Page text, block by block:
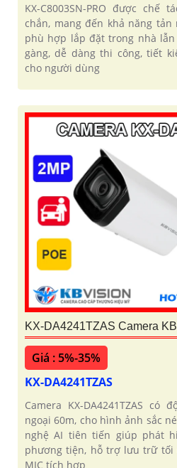
KX-C8003SN-PRO được chế
chắn, mang đến khả năng
phù hợp lắp đặt trong nhà
gàng, dễ dàng thi công, tiết
cho người dùng
KX-DA4241TZAS Camera
Giá : 5%-35%
KX-DA4241TZAS
Camera KX-DA4241TZAS có
ngoại 60m, cho hình ảnh sắc
nghệ AI tiên tiến giúp phát
phương tiện, hỗ trợ lưu trữ tối
MIC tích hợp